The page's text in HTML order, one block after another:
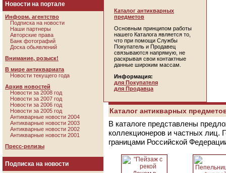
Новости на портале
Информ. агентство
Подписка на новости
Наши партнеры
Авторские права
Банк фотографий
Доска обьявлений
Внимание, розыск!
В мире антиквариата
Новости текущего года
Архив новостей
Новости за 2008 год
Новости за 2007 год
Новости за 2006 год
Новости за 2005 год
Антикварные новости 2004
Антикварные новости 2003
Антикварные новости 2002
Антикварные новости 2001
Пресс-релизы
Подписка на новости
Каталог антикварных
предметов
Основным принципом работы
нашего Каталога является то,
что при помощи Службы
Покупатель и Продавец
связываются напрямую, не
раскрывая свои контактные
данные широким массам.
Информация:
для Покупателя
для Продавца
Каталог антикварных
В каталоге представлены
коллекционеров и частных лиц.
границами Российской